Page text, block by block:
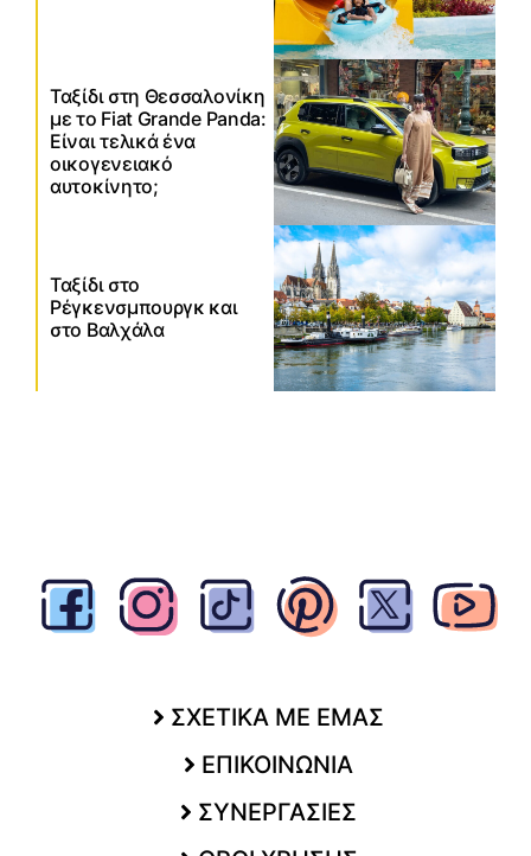
Ταξίδι στη Θεσσαλονίκη
με το Fiat Grande Panda:
Είναι τελικά ένα
οικογενειακό
αυτοκίνητο;
Ταξίδι στο
Ρέγκενσμπουργκ και
στο Βαλχάλα
ΣΧΕΤΙΚΑ ΜΕ ΕΜΑΣ
ΕΠΙΚΟΙΝΩΝΙΑ
ΣΥΝΕΡΓΑΣΙΕΣ